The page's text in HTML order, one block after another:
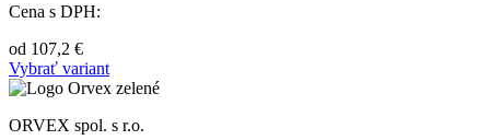
Cena s DPH:
od 107,2 €
Vybrať variant
ORVEX spol. s r.o.